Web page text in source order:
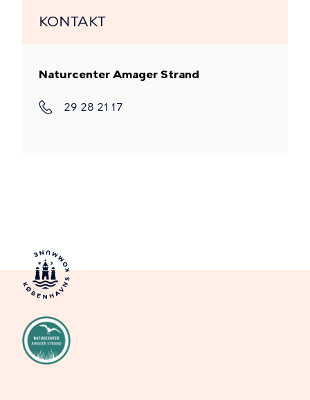
KONTAKT
Naturcenter Amager Strand
29 28 21 17